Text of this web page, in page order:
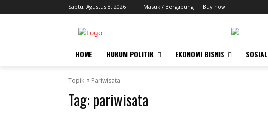
Sabtu, Agustus 8, 2026 Masuk / Bergabung Buy now!
HOME HUKUM POLITIK EKONOMI BISNIS
Topik Pariwisata
Tag: pariwisata